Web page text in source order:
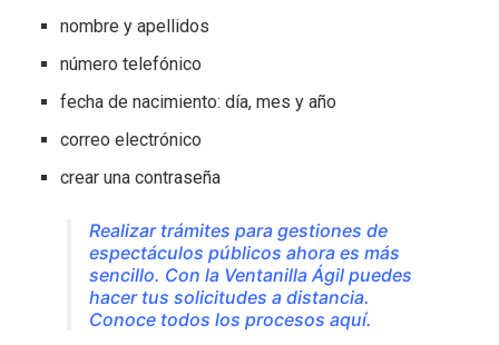
nombre y apellidos
número telefónico
fecha de nacimiento: día, mes y año
correo electrónico
crear una contraseña
Realizar trámites para gestiones de
espectáculos públicos ahora es más
sencillo. Con la Ventanilla Ágil puedes
hacer tus solicitudes a distancia.
Conoce todos los procesos aquí.